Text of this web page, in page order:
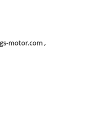
motor.com,